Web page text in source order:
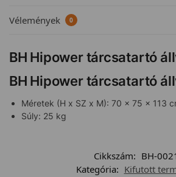
Vélemények 0
BH Hipower tárcsatartó
BH Hipower tárcsatartó
Méretek (H x SZ x M): 70 x 75 x 113
Súly: 25 kg
Cikkszám: BH-
Kategória: Kifutott